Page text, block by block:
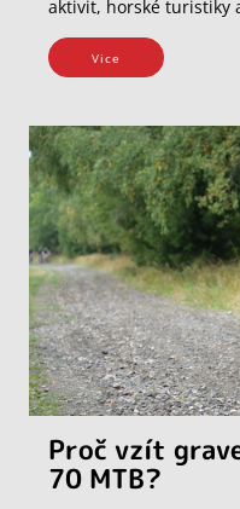
aktivit, horské turistiky
Vice
Proč vzít
70 MTB?